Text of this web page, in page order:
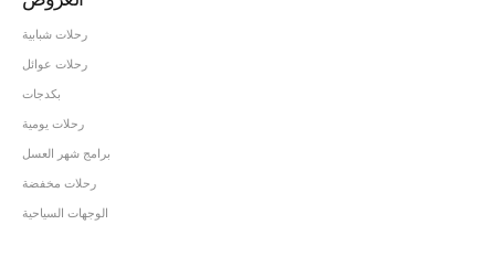
رحلات شبابية
رحلات عوائل
بكدجات
رحلات يومية
برامج شهر العسل
رحلات مخفضة
الوجهات السياحية